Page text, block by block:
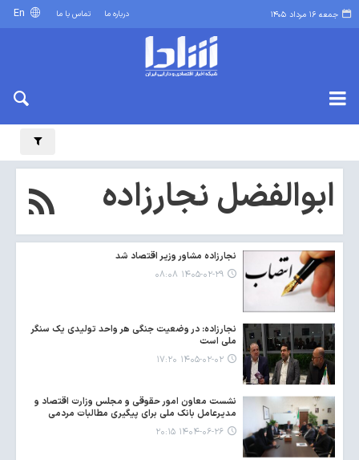
جمعه ۱۶ مرداد ۱۴۰۵ درباره ما تماس با ما
ابوالفضل نجارزاده
نجارزاده مشاور وزیر اقتصاد شد
۱۴۰۵-۰۲-۲۹ ۰۸:۰۸
نجارزاده: در وضعیت جنگی هر واحد تولیدی یک سنگر
ملی است
۱۴۰۵-۰۲-۰۲ ۱۷:۲۰
نشست معاون امور حقوقی و مجلس وزارت اقتصاد و
مدیرعامل بانک ملی برای پیگیری مطالبات مردمی
۱۴۰۴-۰۶-۲۶ ۲۰:۱۵